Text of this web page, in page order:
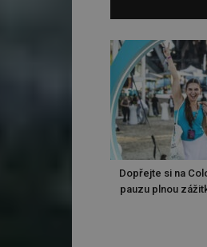
Dopřejte si na
pauzu plnou